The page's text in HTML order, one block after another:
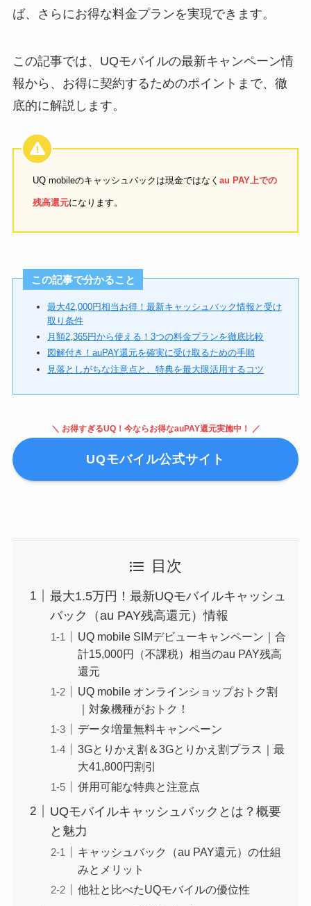
ば、さらにお得な料金プランを実現できます。
この記事では、UQモバイルの最新キャンペーン情
報から、お得に契約するためのポイントまで、徹
底的に解説します。
UQ mobileのキャッシュバックは現金ではなく au PAY上での
残高還元になります。
この記事で分かること
最大42,000円相当お得！最新キャッシュバック情報と受け
取り条件
月額2,365円から使える！3つの料金プランを徹底比較
図解付き！auPAY還元を確実に受け取るための手順
見落としがちな注意点と、特典を最大限活用するコツ
＼ お得すぎるUQ！今ならお得なauPAY還元実施中！ ／
UQモバイル公式サイト
目次
最大1.5万円！最新UQモバイルキャッシュ
バック（au PAY残高還元）情報
UQ mobile SIMデビューキャンペーン｜合
計15,000円（不課税）相当のau PAY残高
還元
UQ mobile オンラインショップおトク割
｜対象機種がおトク！
データ増量無料キャンペーン
3Gとりかえ割＆3Gとりかえ割プラス｜最
大41,800円割引
併用可能な特典と注意点
UQモバイルキャッシュバックとは？概要
と魅力
キャッシュバック（au PAY還元）の仕組
みとメリット
他社と比べたUQモバイルの優位性